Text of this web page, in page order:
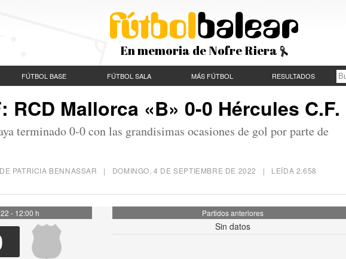
En memoria de Nofre Riera
FÚTBOL BASE FÚTBOL SALA MÁS FÚTBOL RESULTADOS
RCD Mallorca «B» 0-0 Hércules C.F.
terminado 0-0 con las grandisimas ocasiones de gol por parte de
PATRICIA BENNASSAR | DOMINGO, 4 DE SEPTIEMBRE DE 2022
| LEÍDA 2.658
- 12:00 h Partidos anteriores
Sin datos